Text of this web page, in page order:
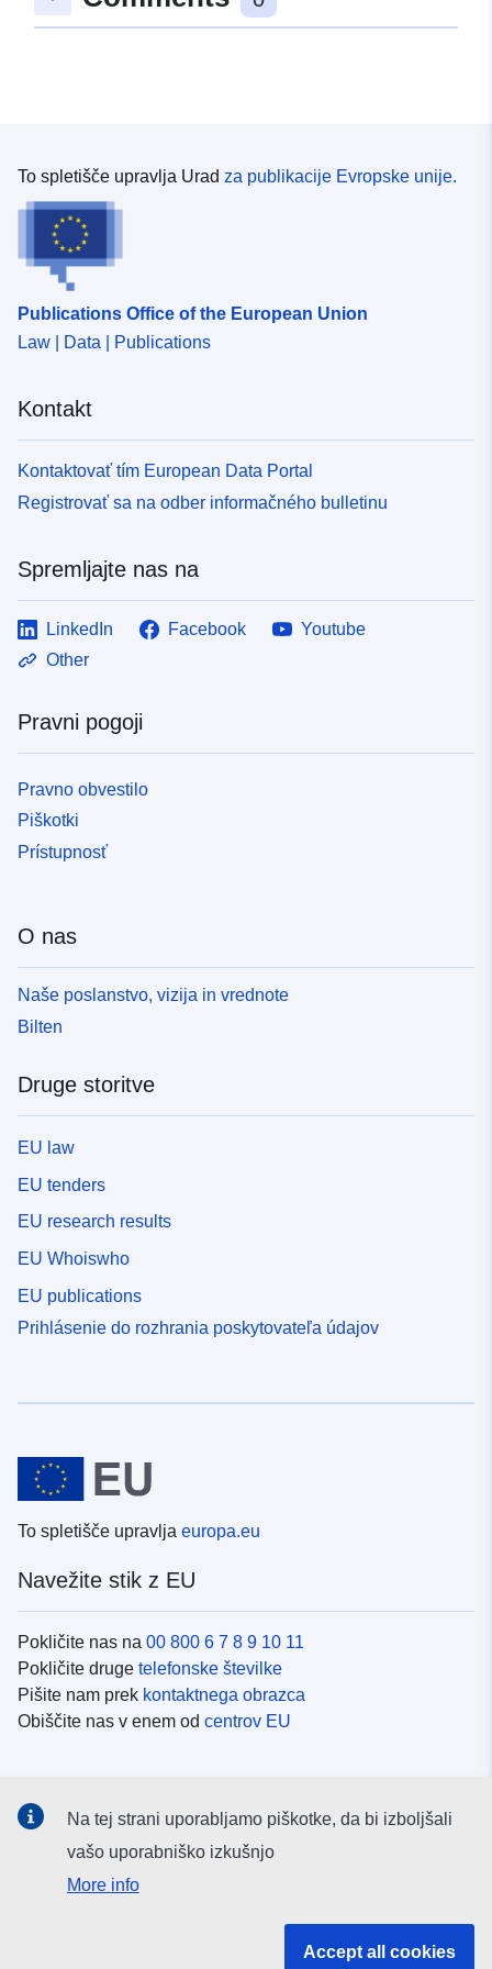
To spletišče upravlja Urad za publikacije Evropske unije.
Publications Office of the European Union
Law | Data | Publications
Kontakt
Kontaktovať tím European Data Portal
Registrovať sa na odber informačného bulletinu
Spremljajte nas na
LinkedIn Facebook
Youtube
Other
Pravni pogoji
Pravno obvestilo
Piškotki
Prístupnosť
O nas
Naše poslanstvo, vizija in vrednote
Bilten
Druge storitve
EU law
EU tenders
EU research results
EU Whoiswho
EU publications
Prihlásenie do rozhrania poskytovateľa údajov
To spletišče upravlja europa.eu
Navežite stik z EU
Pokličite nas na 00 800 6 7 8 9 10 11
Pokličite druge telefonske številke
Pišite nam prek kontaktnega obrazca
Obiščite nas v enem od centrov EU
Iskanje podružbenih medijih EU
Na tej strani uporabljamo piškotke, da bi izboljšali
vašo uporabniško izkušnjo
More info
Accept all cookies